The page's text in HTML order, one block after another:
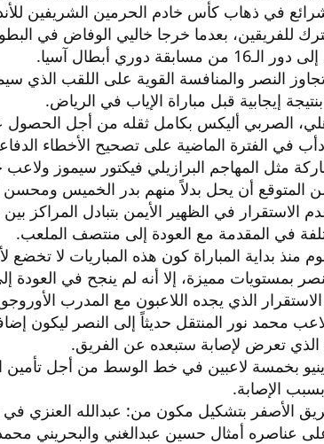
في ذهاب كأس خادم الحرمين الشريفين
للفريقين، بعدما خرجا خاليي الوفاض في
دوري أبطال آسيا.
النصر والمنافسة القوية على اللقب الذي
إيجابية قبل مباراة الإياب في الرياض.
الصربي أليكس بكامل ثقله من أجل الحصول
دأب في الفترة الماضية على تصحيح الأخطاء
مثل المهاجم البرازيلي فيكتور سيموز
المتوقع أن يحل بدلاً منهم بدر الخميس ومحسن
الاستقرار في الظهير الأيمن بتبادل المراكز
في المقدمة مع العودة إلى منتصف الملعب.
بداية المباراة كون هذه المباريات لا تخضع
بمستويات مميزة، إلا أنه لم ينجح في
الذي يجده اللاعبون مع المدرب
محمد نور المنتقل حديثاً إلى النصر
الذي تعرض لإصابة ستبعده عن الفريق.
بخمسة لاعبين في خط الوسط من أجل تأمين
الإصابة.
الأصفر بتشكيل مكون من: عبدالله العنزي
عناصره أمثال حسين عبدالغني والبحريني